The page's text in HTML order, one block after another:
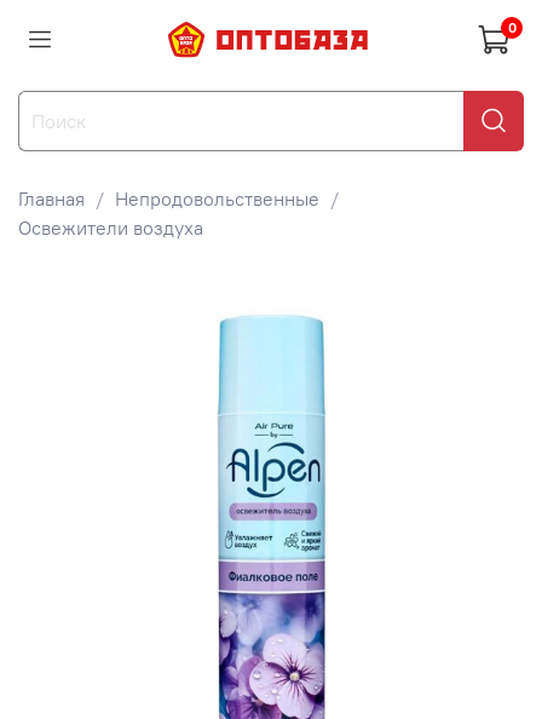
0
Главная
Непродовольственные
Освежители воздуха